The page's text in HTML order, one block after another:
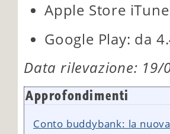
Apple Store
Google Play: da
Data rilevazione: 19/
Approfondimenti
Conto buddybank: la